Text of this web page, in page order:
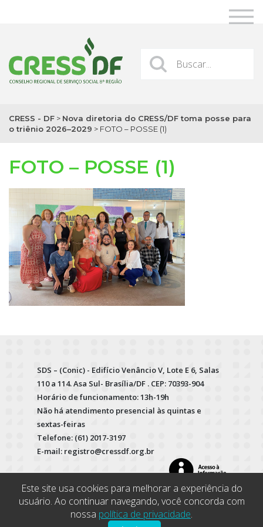
CRESS - DF > Nova diretoria do CRESS/DF toma posse para
o triênio 2026–2029 > FOTO – POSSE (1)
FOTO – POSSE (1)
SDS – (Conic) - Edifício Venâncio V, Lote E 6, Salas
110 a 114. Asa Sul- Brasília/DF . CEP: 70393-904
Horário de funcionamento: 13h-19h
Não há atendimento presencial às quintas e
sextas-feiras
Telefone: (61) 2017-3197
E-mail: registro@cressdf.org.br
Este site usa cookies para melhorar a experiência do
usuário. Ao continuar navegando, você concorda com
nossa política de privacidade.